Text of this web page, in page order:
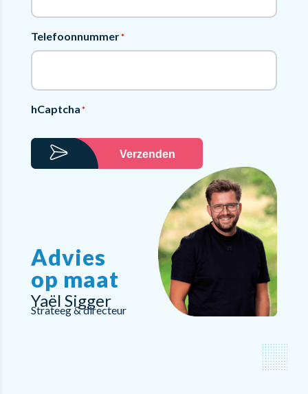
Telefoonnummer*
hCaptcha*
Verzenden
Advies
op maat
Yaël Sigger
Strateeg & directeur